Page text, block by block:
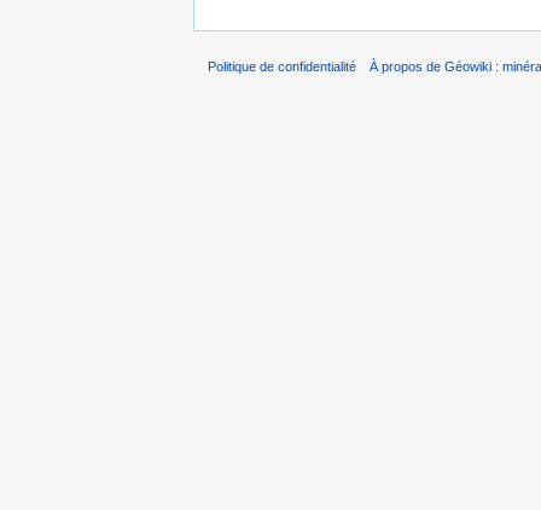
Politique de confidentialité À propos de Géowiki :